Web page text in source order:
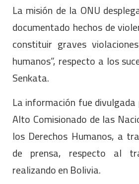
La misión de la ONU
documentado hechos de
constituir graves
humanos”, respecto a los
Senkata.
La información fue
Alto Comisionado de las
los Derechos Humanos, a
de prensa, respecto al
realizando en Bolivia.